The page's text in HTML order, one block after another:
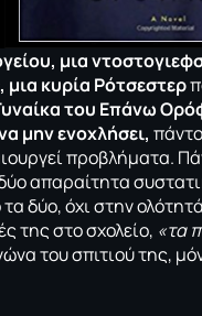
μια
μια κυρία Ρότσεστερ
του Επάνω
μην ενοχλήσει,
προβλήματα.
απαραίτητα
δύο, όχι στην
της στο σχολείο, «τα
του σπιτιού της,